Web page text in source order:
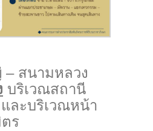
– สนามหลวง
บริเวณสถานี
ละบริเวณหน้า
ร